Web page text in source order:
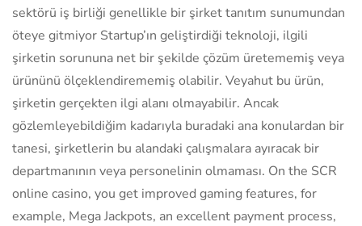
sektörü iş birliği genellikle bir şirket tanıtım sunumundan
öteye gitmiyor Startup’ın geliştirdiği teknoloji, ilgili
şirketin sorununa net bir şekilde çözüm üretememiş veya
ürününü ölçeklendirememiş olabilir. Veyahut bu ürün,
şirketin gerçekten ilgi alanı olmayabilir. Ancak
gözlemleyebildiğim kadarıyla buradaki ana konulardan bir
tanesi, şirketlerin bu alandaki çalışmalara ayıracak bir
departmanının veya personelinin olmaması. On the SCR
online casino, you get improved gaming features, for
example, Mega Jackpots, an excellent payment process,